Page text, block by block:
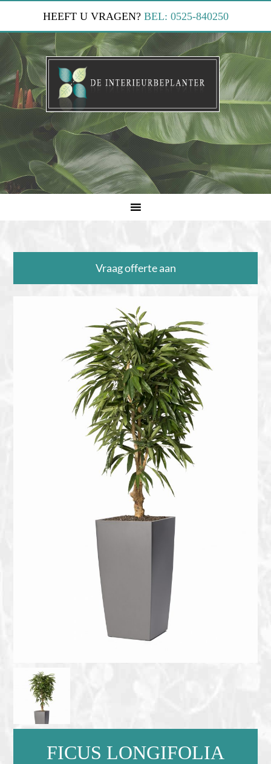
HEEFT U VRAGEN? BEL: 0525-840250
Vraag offerte aan
FICUS LONGIFOLIA